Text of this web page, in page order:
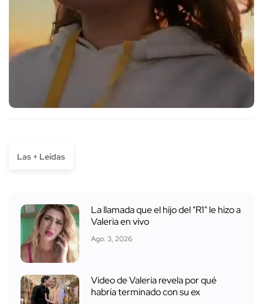
Las + Leídas
La llamada que el hijo del "R1" le hizo a
Valeria en vivo
Ago. 3, 2026
Video de Valeria revela por qué
habría terminado con su ex